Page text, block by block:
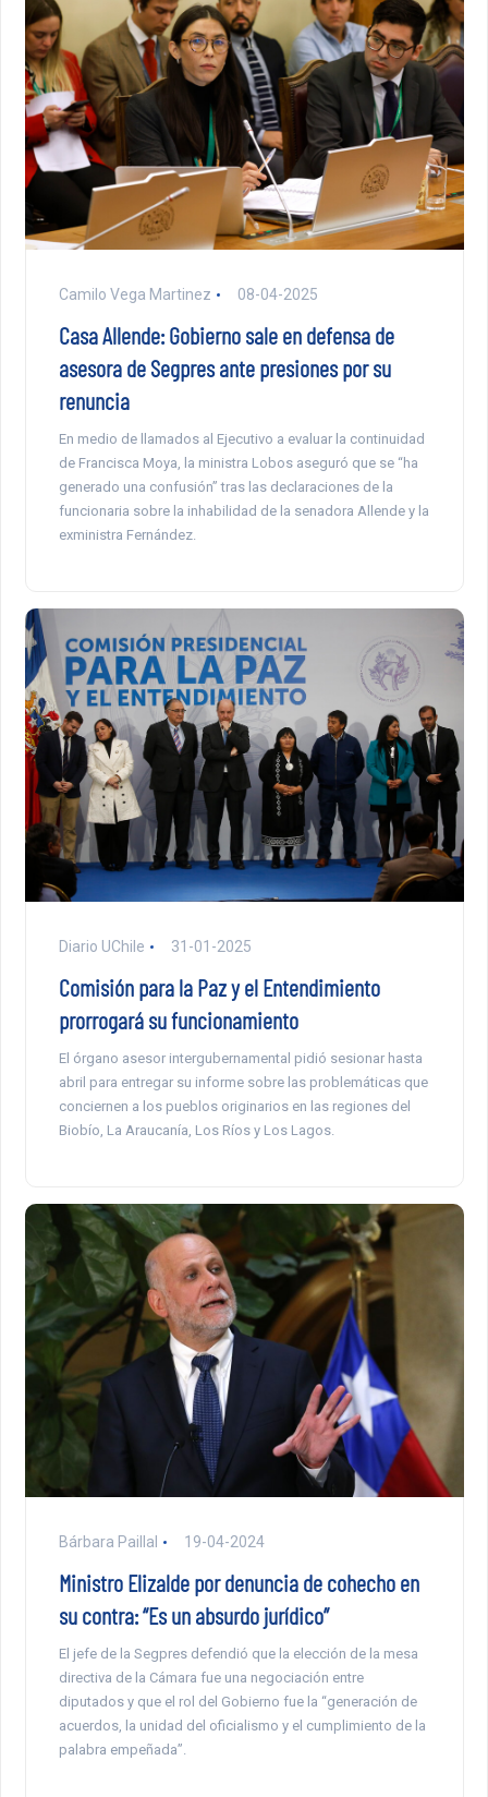
Camilo Vega Martinez 08-04-2025
Casa Allende: Gobierno sale en defensa de
asesora de Segpres ante presiones por su
renuncia
En medio de llamados al Ejecutivo a evaluar la continuidad
de Francisca Moya, la ministra Lobos aseguró que se “ha
generado una confusión” tras las declaraciones de la
funcionaria sobre la inhabilidad de la senadora Allende y la
exministra Fernández.
Diario UChile 31-01-2025
Comisión para la Paz y el Entendimiento
prorrogará su funcionamiento
El órgano asesor intergubernamental pidió sesionar hasta
abril para entregar su informe sobre las problemáticas que
conciernen a los pueblos originarios en las regiones del
Biobío, La Araucanía, Los Ríos y Los Lagos.
Bárbara Paillal 19-04-2024
Ministro Elizalde por denuncia de cohecho en
su contra: “Es un absurdo jurídico”
El jefe de la Segpres defendió que la elección de la mesa
directiva de la Cámara fue una negociación entre
diputados y que el rol del Gobierno fue la “generación de
acuerdos, la unidad del oficialismo y el cumplimiento de la
palabra empeñada”.